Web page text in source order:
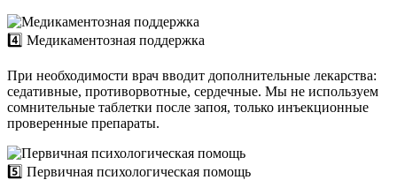
4️⃣ Медикаментозная поддержка
При необходимости врач вводит дополнительные лекарства:
седативные, противорвотные, сердечные. Мы не используем
сомнительные таблетки после запоя, только инъекционные
проверенные препараты.
5️⃣ Первичная психологическая помощь